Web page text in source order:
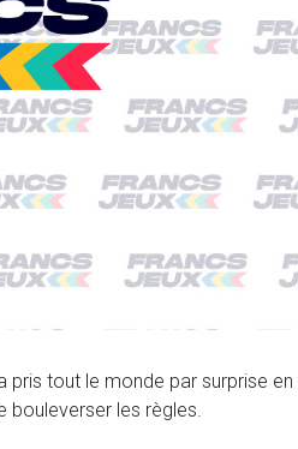
pris tout le monde par surprise
bouleverser les règles.